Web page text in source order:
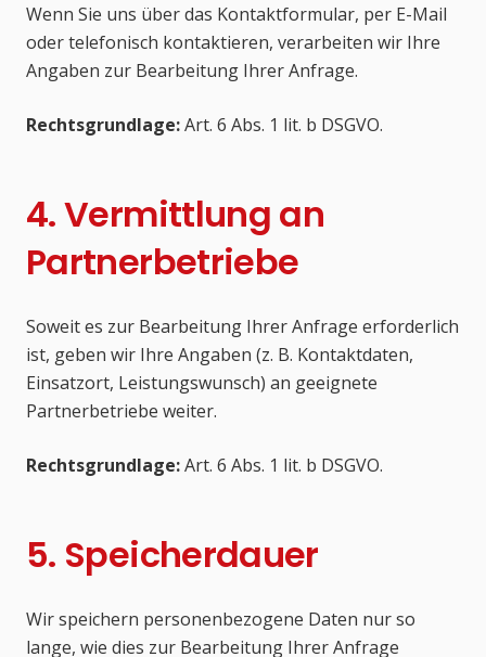
Wenn Sie uns über das Kontaktformular, per E-Mail
oder telefonisch kontaktieren, verarbeiten wir Ihre
Angaben zur Bearbeitung Ihrer Anfrage.
Rechtsgrundlage:Art. 6 Abs. 1 lit. b DSGVO.
4. Vermittlung an
Partnerbetriebe
Soweit es zur Bearbeitung Ihrer Anfrage erforderlich
ist, geben wir Ihre Angaben (z. B. Kontaktdaten,
Einsatzort, Leistungswunsch) an geeignete
Partnerbetriebe weiter.
Rechtsgrundlage:Art. 6 Abs. 1 lit. b DSGVO.
5. Speicherdauer
Wir speichern personenbezogene Daten nur so
lange, wie dies zur Bearbeitung Ihrer Anfrage